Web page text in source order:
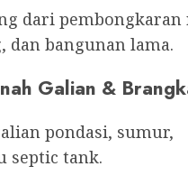
dari pembongkaran
dan bangunan lama.
Galian &
pondasi, sumur,
septic tank.